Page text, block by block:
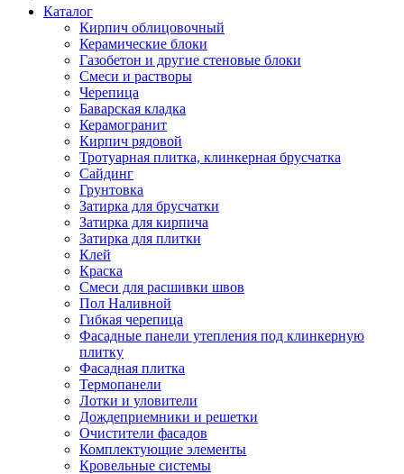
Каталог
Кирпич облицовочный
Керамические блоки
Газобетон и другие стеновые блоки
Смеси и растворы
Черепица
Баварская кладка
Керамогранит
Кирпич рядовой
Тротуарная плитка, клинкерная брусчатка
Сайдинг
Грунтовка
Затирка для брусчатки
Затирка для кирпича
Затирка для плитки
Клей
Краска
Смеси для расшивки швов
Пол Наливной
Гибкая черепица
Фасадные панели утепления под клинкерную
плитку
Фасадная плитка
Термопанели
Лотки и уловители
Дождеприемники и решетки
Очистители фасадов
Комплектующие элементы
Кровельные системы